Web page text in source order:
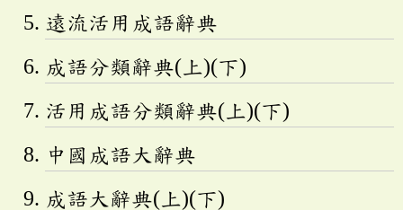
遠流活用成語辭典
成語分類辭典(上)(下)
活用成語分類辭典(上)(下)
中國成語大辭典
成語大辭典(上)(下)